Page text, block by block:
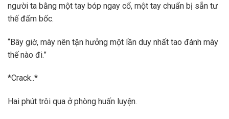
người ta bằng một tay bóp ngay cổ, một tay chuẩn bị sẵn tư
thế đấm bốc.
“Bây giờ, mày nên tận hưởng một lần duy nhất tao đánh mày
thế nào đi.”
*Crack..*
Hai phút trôi qua ở phòng huấn luyện.